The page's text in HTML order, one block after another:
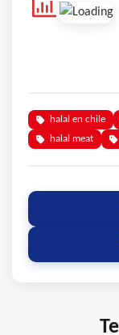
halal en chile
halal meat